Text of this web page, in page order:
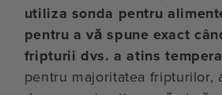
utiliza sonda pentru
pentru a vă spune exact
fripturii dvs. a atins
pentru majoritatea fripturilor,